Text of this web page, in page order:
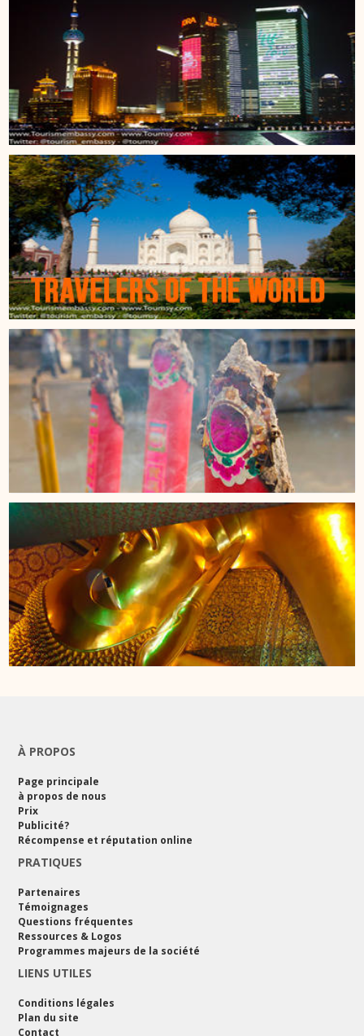
À PROPOS
Page principale
à propos de nous
Prix
Publicité?
Récompense et réputation online
PRATIQUES
Partenaires
Témoignages
Questions fréquentes
Ressources & Logos
Programmes majeurs de la société
LIENS UTILES
Conditions légales
Plan du site
Contact